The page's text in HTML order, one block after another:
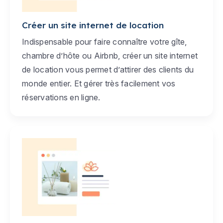
Créer un site internet de location
Indispensable pour faire connaître votre gîte,
chambre d’hôte ou Airbnb, créer un site internet
de location vous permet d’attirer des clients du
monde entier. Et gérer très facilement vos
réservations en ligne.